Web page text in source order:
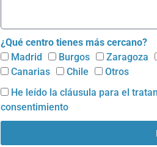
¿Qué centro tienes más cercano?
Madrid
Burgos Zaragoza
Canarias
Chile
Otros
He leído la cláusula para el
consentimiento